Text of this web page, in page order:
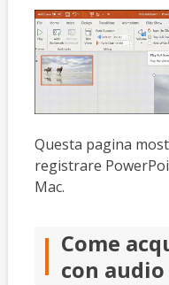
Questa pagina
registrare
Mac.
Come
con